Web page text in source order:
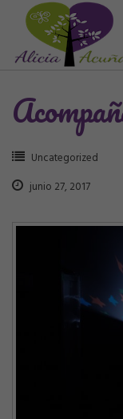
Saltar
contenido
Uncategorized
junio 27, 2017